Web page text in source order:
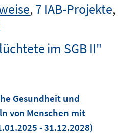
,7 IAB-Projekte,
im SGB II"
Gesundheit und
von Menschen mit
- 31.12.2028)